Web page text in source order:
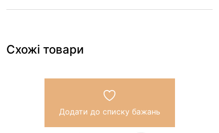
Схожі товари
Додати до списку бажань